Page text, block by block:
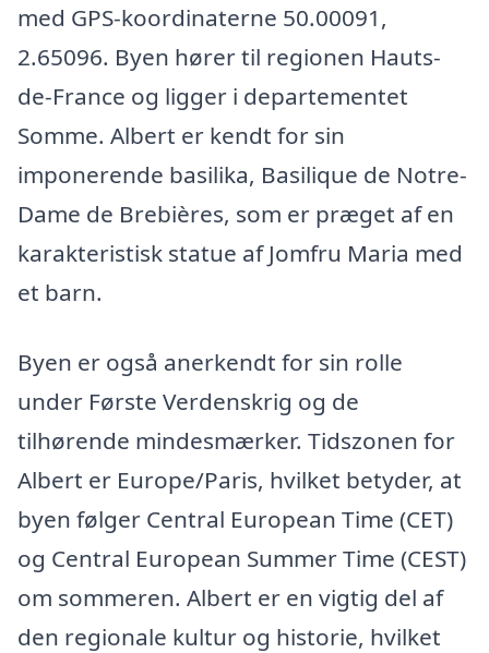
med GPS-koordinaterne 50.00091,
2.65096. Byen hører til regionen Hauts-
de-France og ligger i departementet
Somme. Albert er kendt for sin
imponerende basilika, Basilique de Notre-
Dame de Brebières, som er præget af en
karakteristisk statue af Jomfru Maria med
et barn.
Byen er også anerkendt for sin rolle
under Første Verdenskrig og de
tilhørende mindesmærker. Tidszonen for
Albert er Europe/Paris, hvilket betyder, at
byen følger Central European Time (CET)
og Central European Summer Time (CEST)
om sommeren. Albert er en vigtig del af
den regionale kultur og historie, hvilket